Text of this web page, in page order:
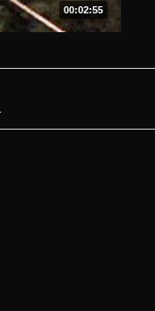
00:02:55